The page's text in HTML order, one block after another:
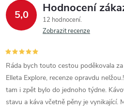
5,0 Hodnocení
12 hodnocení
Zobrazit recenze
Ráda bych touto cestou poděkovala
Elleta Explore, recenze opravdu
tam i zpět bylo do jednoho týdne.
stavu a káva včetně pěny je vynikající.